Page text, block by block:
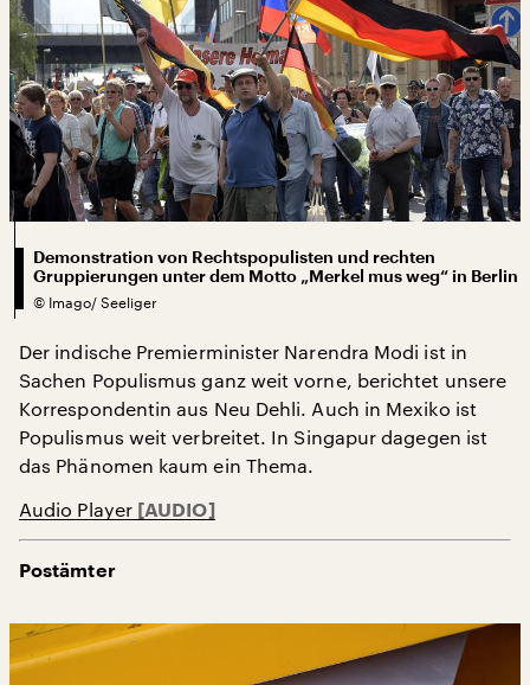
Demonstration von Rechtspopulisten und rechten
Gruppierungen unter dem Motto „Merkel mus weg“ in Berlin
© Imago/ Seeliger
Der indische Premierminister Narendra Modi ist in
Sachen Populismus ganz weit vorne, berichtet unsere
Korrespondentin aus Neu Dehli. Auch in Mexiko ist
Populismus weit verbreitet. In Singapur dagegen ist
das Phänomen kaum ein Thema.
Audio Player
Postämter